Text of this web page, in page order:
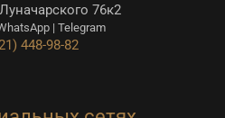
76к2
| Telegram
448-98-82